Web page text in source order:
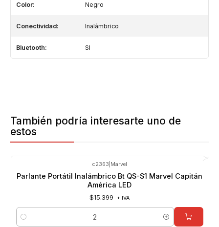
Color: Negro
Conectividad: Inalámbrico
Bluetooth: SI
También podría interesarte uno de
estos
c2363 Marvel
Parlante Portátil Inalámbrico Bt QS-S1 Marvel Capitán
América LED
$15.399 + IVA
Cantidad